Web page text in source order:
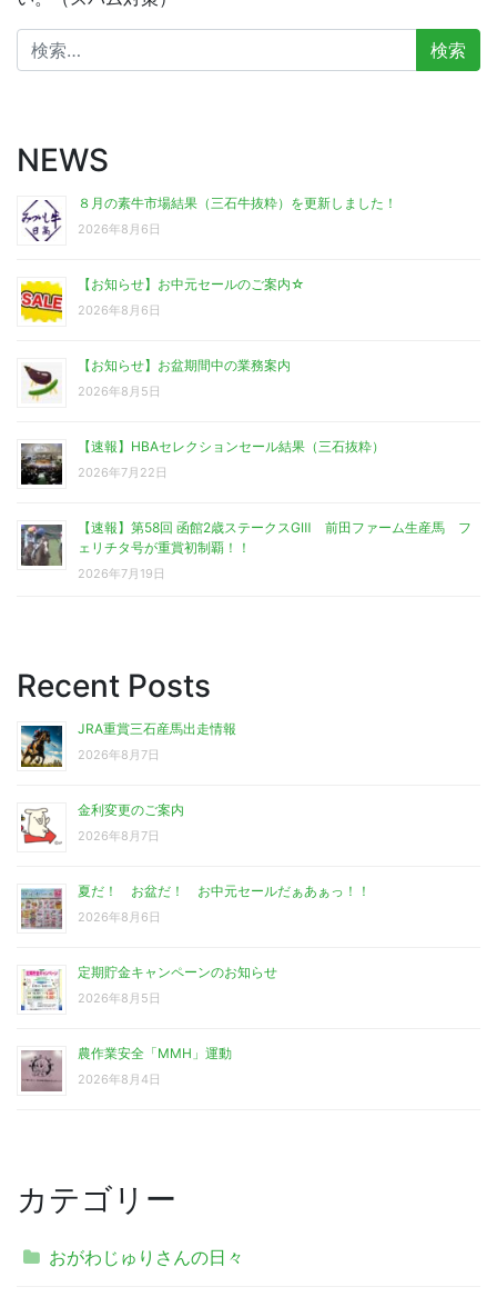
検
索:
NEWS
８月の素牛市場結果（三石牛抜粋）を更新しました！
2026年8月6日
【お知らせ】お中元セールのご案内☆
2026年8月6日
【お知らせ】お盆期間中の業務案内
2026年8月5日
【速報】HBAセレクションセール結果（三石抜粋）
2026年7月22日
【速報】第58回 函館2歳ステークスGⅢ 前田ファーム生産馬 フ
ェリチタ号が重賞初制覇！！
2026年7月19日
Recent Posts
JRA重賞三石産馬出走情報
2026年8月7日
金利変更のご案内
2026年8月7日
夏だ！ お盆だ！ お中元セールだぁあぁっ！！
2026年8月6日
定期貯金キャンペーンのお知らせ
2026年8月5日
農作業安全「MMH」運動
2026年8月4日
カテゴリー
おがわじゅりさんの日々